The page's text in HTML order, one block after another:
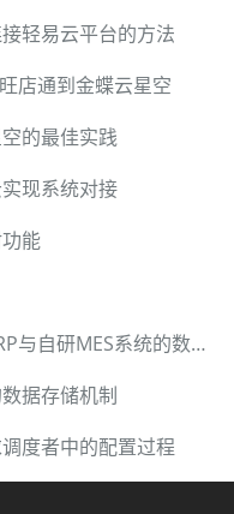
轻易云平台的方法
店通到金蝶云星空
的最佳实践
现系统对接
能
基于轻易云平台实现金蝶云星空ERP与自研MES系统的数据集成
据存储机制
度者中的配置过程